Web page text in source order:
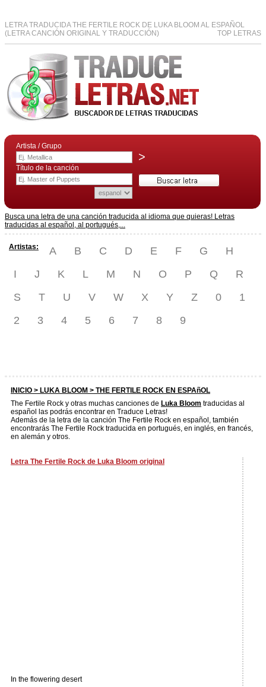
LETRA TRADUCIDA THE FERTILE ROCK DE LUKA BLOOM AL ESPAÑOL
(LETRA CANCIÓN ORIGINAL Y TRADUCCIÓN)
TOP LETRAS
Artista / Grupo
>
Título de la canción
Busca una letra de una canción traducida al idioma que quieras! Letras
traducidas al español, al portugués,...
Artistas: A B C D E F G
H
I
J K L M N O P Q
R
S
T U V W X Y Z 0
1
2
3 4 5 6 7 8 9
INICIO > LUKA BLOOM > THE FERTILE ROCK EN ESPAñOL
The Fertile Rock y otras muchas canciones de Luka Bloom traducidas al
español las podrás encontrar en Traduce Letras!
Además de la letra de la canción The Fertile Rock en español, también
encontrarás The Fertile Rock traducida en portugués, en inglés, en francés,
en alemán y otros.
Letra The Fertile Rock de Luka Bloom original
In the flowering desert